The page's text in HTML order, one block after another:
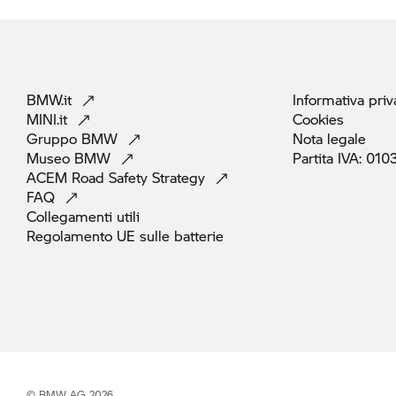
BMW.it
MINI.it
Gruppo BMW
Museo BMW
ACEM Road Safety Strategy
FAQ
Collegamenti utili
Regolamento UE sulle batterie
Informativa
Cookies
Nota legale
Partita IVA: